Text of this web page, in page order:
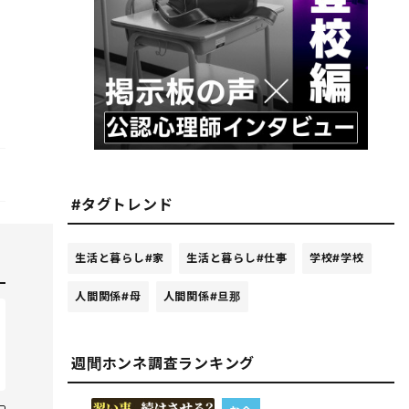
#タグトレンド
生活と暮らし#家 生活と暮らし#仕事 学校#学校
人間関係#母 人間関係#旦那
週間ホンネ調査ランキング